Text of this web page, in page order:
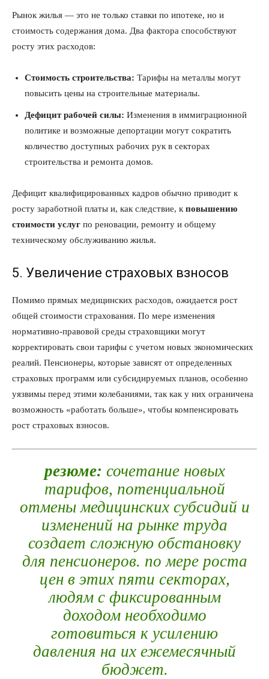
Рынок жилья — это не только ставки по ипотеке, но и
стоимость содержания дома. Два фактора способствуют
росту этих расходов:
Стоимость строительства: Тарифы на металлы могут
повысить цены на строительные материалы.
Дефицит рабочей силы: Изменения в иммиграционной
политике и возможные депортации могут сократить
количество доступных рабочих рук в секторах
строительства и ремонта домов.
Дефицит квалифицированных кадров обычно приводит к
росту заработной платы и, как следствие, к повышению
стоимости услуг по реновации, ремонту и общему
техническому обслуживанию жилья.
5. Увеличение страховых взносов
Помимо прямых медицинских расходов, ожидается рост
общей стоимости страхования. По мере изменения
нормативно-правовой среды страховщики могут
корректировать свои тарифы с учетом новых экономических
реалий. Пенсионеры, которые зависят от определенных
страховых программ или субсидируемых планов, особенно
уязвимы перед этими колебаниями, так как у них ограничена
возможность «работать больше», чтобы компенсировать
рост страховых взносов.
резюме: сочетание новых
тарифов, потенциальной
отмены медицинских субсидий и
изменений на рынке труда
создает сложную обстановку
для пенсионеров. по мере роста
цен в этих пяти секторах,
людям с фиксированным
доходом необходимо
готовиться к усилению
давления на их ежемесячный
бюджет.